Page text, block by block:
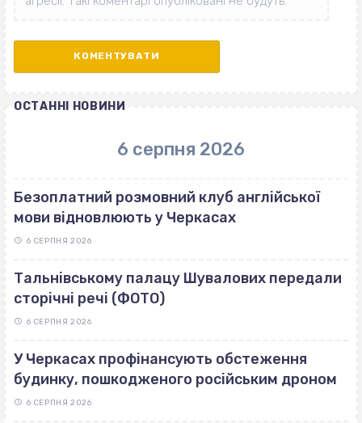
ОСТАННІ НОВИНИ
6 серпня 2026
Безоплатний розмовний клуб англійської
мови відновлюють у Черкасах
6 СЕРПНЯ 2026
Тальнівському палацу Шувалових передали
сторічні речі (ФОТО)
6 СЕРПНЯ 2026
У Черкасах профінансують обстеження
будинку, пошкодженого російським дроном
6 СЕРПНЯ 2026